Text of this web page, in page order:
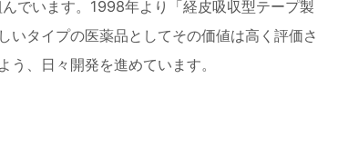
でいます。1998年より「経皮吸収型テープ製
タイプの医薬品としてその価値は高く評価さ
、日々開発を進めています。